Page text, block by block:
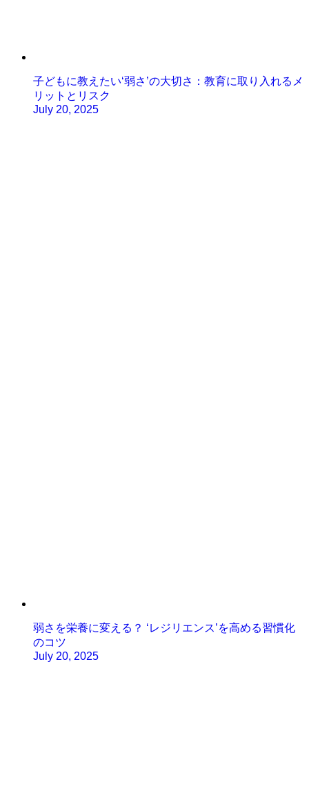
子どもに教えたい‘弱さ’の大切さ：教育に取り入れるメ
リットとリスク
July 20, 2025
弱さを栄養に変える？ ‘レジリエンス’を高める習慣化
のコツ
July 20, 2025